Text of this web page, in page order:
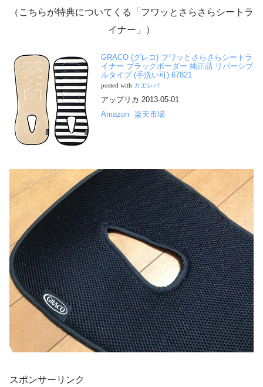
（こちらが特典についてくる「フワッとさらさらシートラ
イナー」）
GRACO (グレコ) フワッとさらさらシートラ
イナー ブラックボーダー 純正品 リバーシブ
ルタイプ (手洗い可) 67821
posted with カエレバ
アップリカ 2013-05-01
Amazon 楽天市場
スポンサーリンク